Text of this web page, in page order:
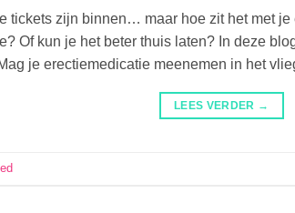
tickets zijn binnen… maar hoe zit het met
Of kun je het beter thuis laten? In deze
je erectiemedicatie meenemen in het
LEES VERDER →